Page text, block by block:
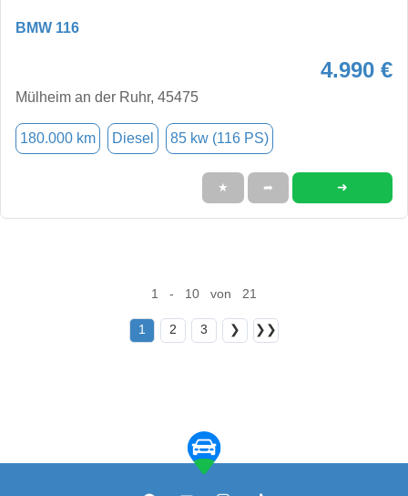
BMW 116
4.990 €
Mülheim an der Ruhr, 45475
180.000 km Diesel 85 kw (116 PS)
★ ➦ ➜
1 - 10 von 21
1 2 3 ❯ ❯❯